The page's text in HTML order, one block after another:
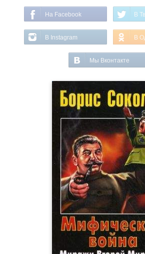
На Facebook В
В Instagram В
Мы Вконтакте